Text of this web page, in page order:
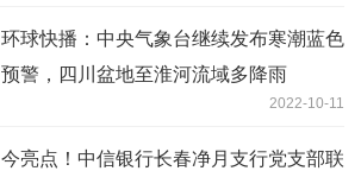
环球快播：中央气象台继续发布寒潮蓝色
预警，四川盆地至淮河流域多降雨
2022-10-11
今亮点！中信银行长春净月支行党支部联